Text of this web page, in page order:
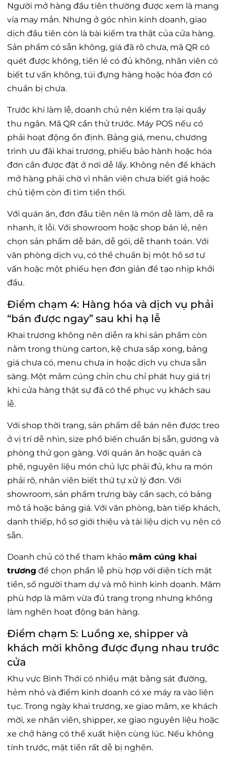
Người mở hàng đầu tiên thường được xem là mang
vía may mắn. Nhưng ở góc nhìn kinh doanh, giao
dịch đầu tiên còn là bài kiểm tra thật của cửa hàng.
Sản phẩm có sẵn không, giá đã rõ chưa, mã QR có
quét được không, tiền lẻ có đủ không, nhân viên có
biết tư vấn không, túi đựng hàng hoặc hóa đơn có
chuẩn bị chưa.
Trước khi làm lễ, doanh chủ nên kiểm tra lại quầy
thu ngân. Mã QR cần thử trước. Máy POS nếu có
phải hoạt động ổn định. Bảng giá, menu, chương
trình ưu đãi khai trương, phiếu bảo hành hoặc hóa
đơn cần được đặt ở nơi dễ lấy. Không nên để khách
mở hàng phải chờ vì nhân viên chưa biết giá hoặc
chủ tiệm còn đi tìm tiền thối.
Với quán ăn, đơn đầu tiên nên là món dễ làm, dễ ra
nhanh, ít lỗi. Với showroom hoặc shop bán lẻ, nên
chọn sản phẩm dễ bán, dễ gói, dễ thanh toán. Với
văn phòng dịch vụ, có thể chuẩn bị một hồ sơ tư
vấn hoặc một phiếu hẹn đơn giản để tạo nhịp khởi
đầu.
Điểm chạm 4: Hàng hóa và dịch vụ phải
“bán được ngay” sau khi hạ lễ
Khai trương không nên diễn ra khi sản phẩm còn
nằm trong thùng carton, kệ chưa sắp xong, bảng
giá chưa có, menu chưa in hoặc dịch vụ chưa sẵn
sàng. Một mâm cúng chỉn chu chỉ phát huy giá trị
khi cửa hàng thật sự đã có thể phục vụ khách sau
lễ.
Với shop thời trang, sản phẩm dễ bán nên được treo
ở vị trí dễ nhìn, size phổ biến chuẩn bị sẵn, gương và
phòng thử gọn gàng. Với quán ăn hoặc quán cà
phê, nguyên liệu món chủ lực phải đủ, khu ra món
phải rõ, nhân viên biết thứ tự xử lý đơn. Với
showroom, sản phẩm trưng bày cần sạch, có bảng
mô tả hoặc bảng giá. Với văn phòng, bàn tiếp khách,
danh thiếp, hồ sơ giới thiệu và tài liệu dịch vụ nên có
sẵn.
Doanh chủ có thể tham khảo mâm cúng khai
trương để chọn phần lễ phù hợp với diện tích mặt
tiền, số người tham dự và mô hình kinh doanh. Mâm
phù hợp là mâm vừa đủ trang trọng nhưng không
làm nghẽn hoạt động bán hàng.
Điểm chạm 5: Luồng xe, shipper và
khách mời không được đụng nhau trước
cửa
Khu vực Bình Thới có nhiều mặt bằng sát đường,
hẻm nhỏ và điểm kinh doanh có xe máy ra vào liên
tục. Trong ngày khai trương, xe giao mâm, xe khách
mời, xe nhân viên, shipper, xe giao nguyên liệu hoặc
xe chở hàng có thể xuất hiện cùng lúc. Nếu không
tính trước, mặt tiền rất dễ bị nghẽn.